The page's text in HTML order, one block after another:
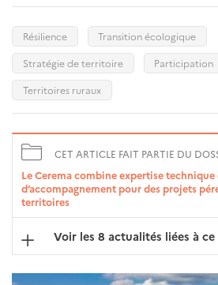
Résilience
Transition écologique
Stratégie de territoire
Participation
Territoires ruraux
CET ARTICLE FAIT PARTIE DU
Le Cerema combine expertise
d’accompagnement pour des projets
territoires
Voir les 8 actualités liées à